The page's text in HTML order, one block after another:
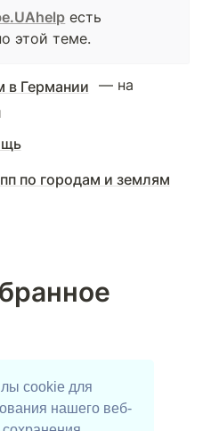
cookie для
нашего веб-
этой теме.
в Германии
— на
по городам и землям